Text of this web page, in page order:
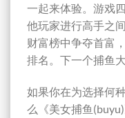
一起来体验。游戏
他玩家进行高手之
财富榜中争夺首富
排名。下一个捕鱼
如果你在为选择何
么《美女捕鱼